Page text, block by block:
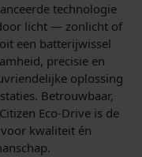
technologie
licht — zonlicht of
een batterijwissel
precisie en
oplossing
Betrouwbaar,
Eco-Drive is de
kwaliteit én